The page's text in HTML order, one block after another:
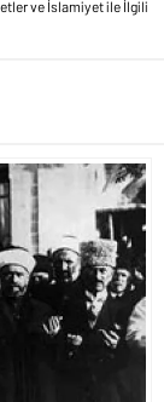
ve İslamiyet ile İlgili